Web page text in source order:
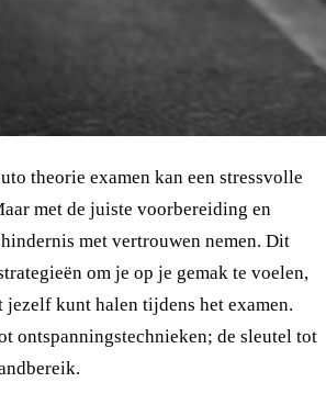
theorie examen kan een stressvolle
met de juiste voorbereiding en
met vertrouwen nemen. Dit
om je op je gemak te voelen,
jezelf kunt halen tijdens het examen.
ontspanningstechnieken; de sleutel tot